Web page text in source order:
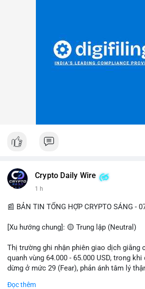
Crypto Daily Wire
1 h
📰 BẢN TIN TỔNG HỢP CRYPTO SÁNG -
[Xu hướng chung]: 🟡 Trung lập (Neutral)
Thị trường ghi nhận phiên giao dịch giằng
quanh vùng 64.000 - 65.000 USD, trong khi
dừng ở mức 29 (Fear), phản ánh tâm lý
Đọc thêm